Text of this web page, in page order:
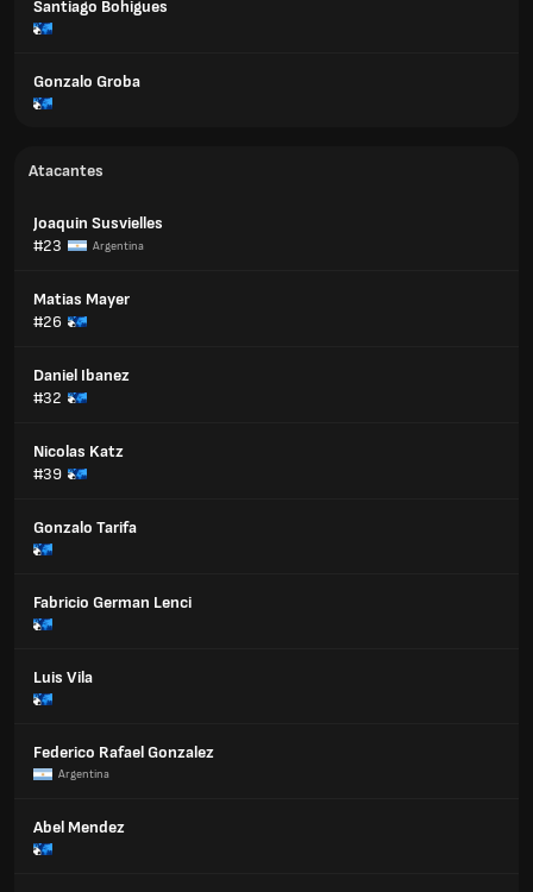
Santiago Bohigues
Gonzalo Groba
Atacantes
Joaquin Susvielles
#23
Argentina
Matias Mayer
#26
Daniel Ibanez
#32
Nicolas Katz
#39
Gonzalo Tarifa
Fabricio German Lenci
Luis Vila
Federico Rafael Gonzalez
Argentina
Abel Mendez